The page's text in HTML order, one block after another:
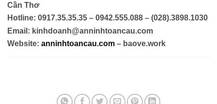
Cần Thơ
Hotline: 0917.35.35.35 – 0942.555.088 – (028).3898.1030
Email: kinhdoanh@anninhtoancau.com
Website: anninhtoancau.com – baove.work